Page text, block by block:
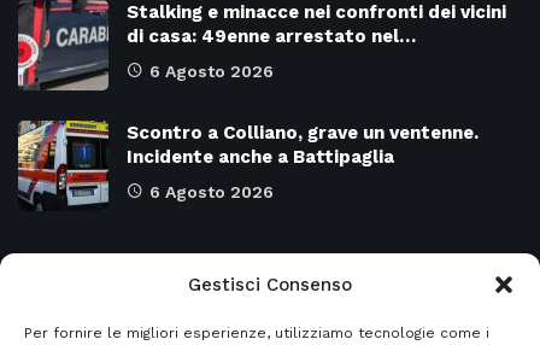
Gestisci Consenso
Per fornire le migliori esperienze, utilizziamo tecnologie come i
Stalking e minacce nei confronti dei vicini
di casa: 49enne arrestato nel…
6 Agosto 2026
Scontro a Colliano, grave un ventenne.
Incidente anche a Battipaglia
6 Agosto 2026
Attualità 8966 SALERNO e Provincia 4128